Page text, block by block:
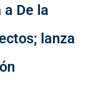
De la
lanza